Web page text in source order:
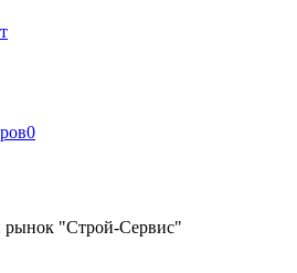
0
рынок "Строй-Сервис"